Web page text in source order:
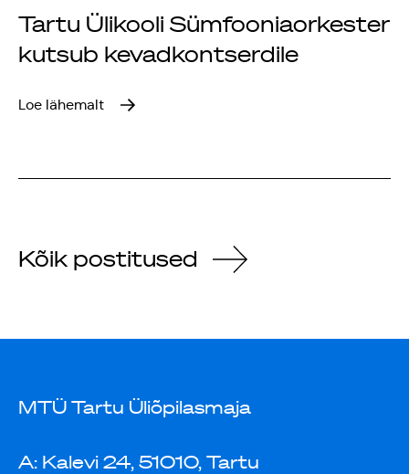
Tartu Ülikooli Sümfooniaorkester
kutsub kevadkontserdile
Loe lähemalt
Kõik postitused
MTÜ Tartu Üliõpilasmaja
A: Kalevi 24, 51010, Tartu